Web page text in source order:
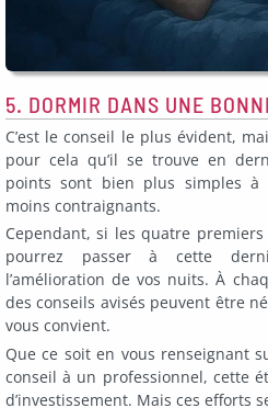
5. DORMIR DANS UNE
C’est le conseil le plus évident,
pour cela qu’il se trouve en
points sont bien plus simples
moins contraignants.
Cependant, si les quatre
pourrez passer à cette
l’amélioration de vos nuits. À
des conseils avisés peuvent être
vous convient.
Que ce soit en vous renseignant
conseil à un professionnel, cette
d’investissement. Mais ces efforts